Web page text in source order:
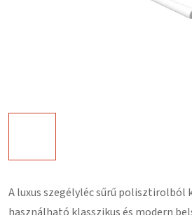
A luxus szegélylécsűrű polisztirolból